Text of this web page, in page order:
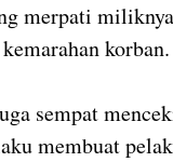
merpati
korban.
sempat
membuat